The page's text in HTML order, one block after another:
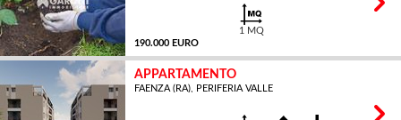
190.000 EURO
1 MQ
APPARTAMENTO
FAENZA (RA), PERIFERIA VALLE